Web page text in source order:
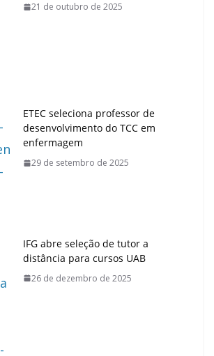
21 de outubro de 2025
ETEC seleciona professor de
desenvolvimento do TCC em
enfermagem
29 de setembro de 2025
IFG abre seleção de tutor a
distância para cursos UAB
26 de dezembro de 2025